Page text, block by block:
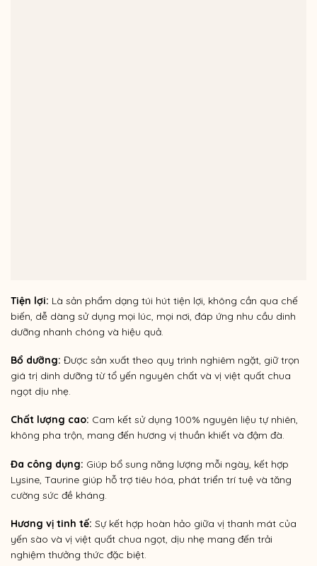
Tiện lợi: Là sản phẩm dạng túi hút tiện lợi, không cần qua chế
biến, dễ dàng sử dụng mọi lúc, mọi nơi, đáp ứng nhu cầu dinh
dưỡng nhanh chóng và hiệu quả.
Bổ dưỡng: Được sản xuất theo quy trình nghiêm ngặt, giữ trọn
giá trị dinh dưỡng từ tổ yến nguyên chất và vị việt quất chua
ngọt dịu nhẹ.
Chất lượng cao: Cam kết sử dụng 100% nguyên liệu tự nhiên,
không pha trộn, mang đến hương vị thuần khiết và đậm đà.
Đa công dụng: Giúp bổ sung năng lượng mỗi ngày, kết hợp
Lysine, Taurine giúp hỗ trợ tiêu hóa, phát triển trí tuệ và tăng
cường sức đề kháng.
Hương vị tinh tế: Sự kết hợp hoàn hảo giữa vị thanh mát của
yến sào và vị việt quất chua ngọt, dịu nhẹ mang đến trải
nghiệm thưởng thức đặc biệt.